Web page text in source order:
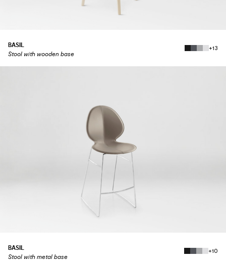
BASIL
Stool with wooden base
+13
BASIL
Stool with metal base
+10